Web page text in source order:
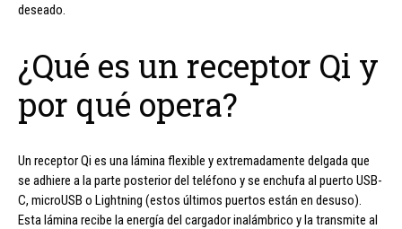
deseado.
¿Qué es un receptor Qi y
por qué opera?
Un receptor Qi es una lámina flexible y extremadamente delgada que
se adhiere a la parte posterior del teléfono y se enchufa al puerto USB-
C, microUSB o Lightning (estos últimos puertos están en desuso).
Esta lámina recibe la energía del cargador inalámbrico y la transmite al